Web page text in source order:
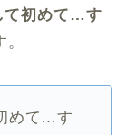
初めて…す
めて…す